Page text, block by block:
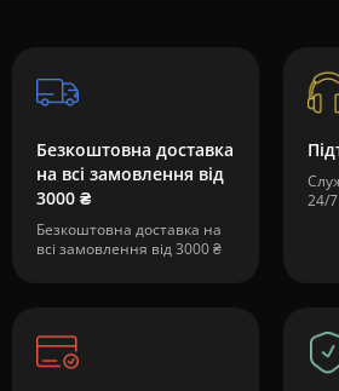
Безкоштовна доставка
на всі замовлення від
3000 ₴
Безкоштовна доставка на
всі замовлення від 3000 ₴
24/